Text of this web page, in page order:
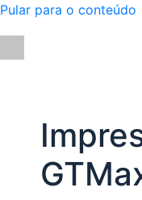
Pular para o conteúdo